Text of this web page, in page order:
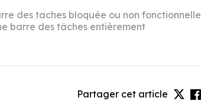
des taches bloquée ou non fonctionnelle
barre des tâches entièrement
Partager cet article